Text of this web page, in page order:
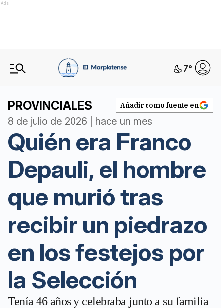
Ads
7°
PROVINCIALES Añadir como fuente en
8 de julio de 2026 | hace un mes
Quién era Franco
Depauli, el hombre
que murió tras
recibir un piedrazo
en los festejos por
la Selección
Tenía 46 años y celebraba junto a su familia